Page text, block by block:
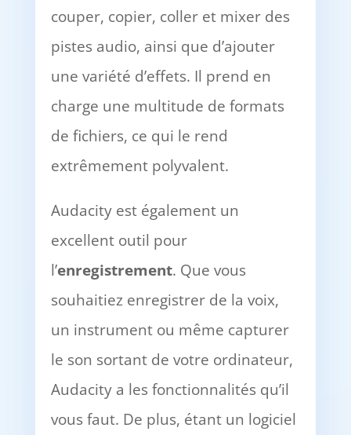
couper, copier, coller et mixer des
pistes audio, ainsi que d’ajouter
une variété d’effets. Il prend en
charge une multitude de formats
de fichiers, ce qui le rend
extrêmement polyvalent.
Audacity est également un
excellent outil pour
l’enregistrement. Que vous
souhaitiez enregistrer de la voix,
un instrument ou même capturer
le son sortant de votre ordinateur,
Audacity a les fonctionnalités qu’il
vous faut. De plus, étant un logiciel